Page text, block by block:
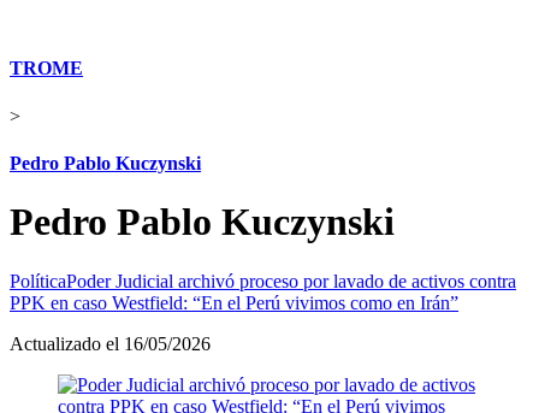
TROME
>
Pedro Pablo Kuczynski
Pedro Pablo Kuczynski
PolíticaPoder Judicial archivó proceso por lavado de activos contra
PPK en caso Westfield: “En el Perú vivimos como en Irán”
Actualizado el 16/05/2026